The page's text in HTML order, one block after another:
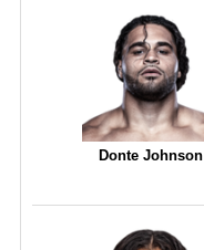
Donte Johnson